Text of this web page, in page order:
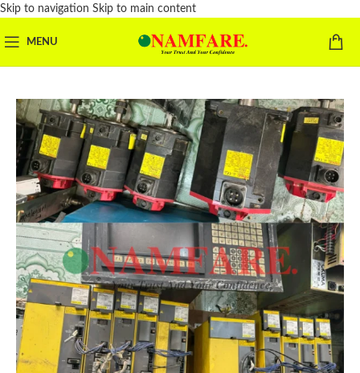
Skip to navigation Skip to main content
MENU